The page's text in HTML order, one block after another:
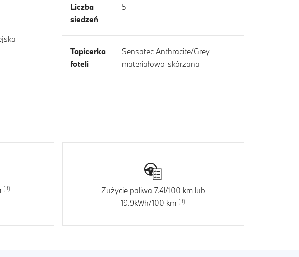
Liczba
siedzeń
5
Tapicerka
foteli
Sensatec Anthracite/Grey
materiałowo-skórzana
Zużycie paliwa 7.4l/100 km lub
19.9kWh/100 km